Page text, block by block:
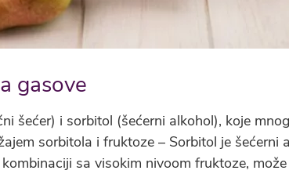
gasove
šećer) i sorbitol (šećerni alkohol), koje
sorbitola i fruktoze – Sorbitol je šećerni
sa visokim nivoom fruktoze,